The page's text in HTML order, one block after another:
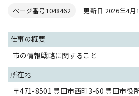
ページ番号1048462 更新日 2026年4月
仕事の概要
市の情報戦略に関すること
所在地
〒471-8501 豊田市西町3-60 豊田市役